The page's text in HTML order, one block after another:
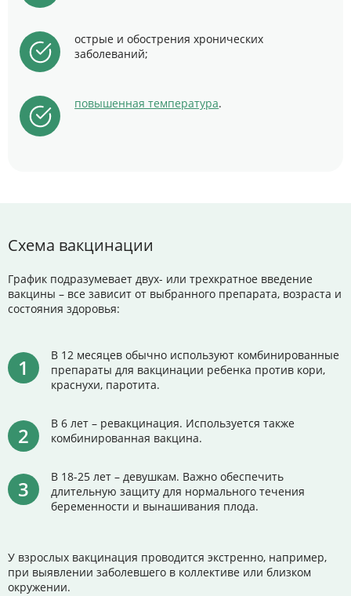
острые и обострения хронических
заболеваний;
повышенная температура.
Схема вакцинации
График подразумевает двух- или трехкратное введение
вакцины – все зависит от выбранного препарата, возраста и
состояния здоровья:
В 12 месяцев обычно используют комбинированные
препараты для вакцинации ребенка против кори,
краснухи, паротита.
В 6 лет – ревакцинация. Используется также
комбинированная вакцина.
В 18-25 лет – девушкам. Важно обеспечить
длительную защиту для нормального течения
беременности и вынашивания плода.
У взрослых вакцинация проводится экстренно, например,
при выявлении заболевшего в коллективе или близком
окружении.